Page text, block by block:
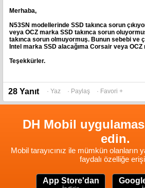
Merhaba,
N53SN modellerinde SSD takınca sorun
veya OCZ marka SSD takınca sorun
takınca sorun olmuyormuş. Bunun sebebi ve
Intel marka SSD alacağıma Corsair veya
Teşekkürler.
28 Yanıt · Yaz · Paylaş · Favori +
DH Mobil
edin.
Mobil tarayıcınız ile mümkün olanların
faydalı özelliğe
App Store'dan